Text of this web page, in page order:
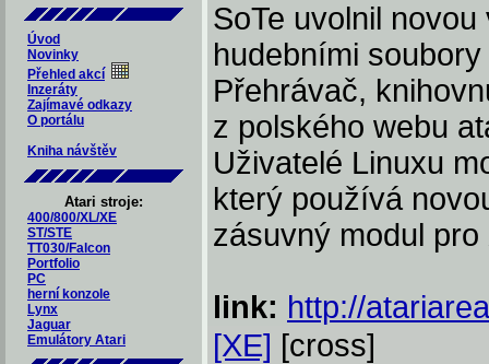
Úvod
Novinky
Přehled akcí
Inzeráty
Zajímavé odkazy
O portálu
Kniha návštěv
Atari stroje:
400/800/XL/XE
ST/STE
TT030/Falcon
Portfolio
PC
herní konzole
Lynx
Jaguar
Emulátory Atari
SoTe uvolnil
hudebními
Přehrávač,
z polského webu
Uživatelé Linuxu
který používá
zásuvný modul pro
link: http://
[XE] [cross]